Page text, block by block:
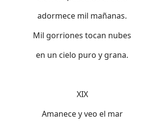
adormece mil mañanas.
Mil gorriones tocan nubes
en un cielo puro y grana.
XIX
Amanece y veo el mar